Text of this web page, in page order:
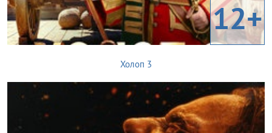
12+
Холоп 3